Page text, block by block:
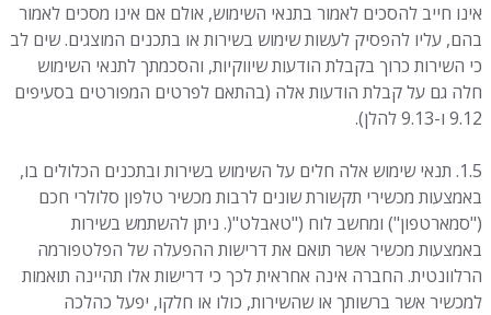
אינו חייב להסכים לאמור בתנאי השימוש, אולם אם אינו מסכים לאמור
בהם, עליו להפסיק לעשות שימוש בשירות או בתכנים המוצגים. שים לב
כי השירות כרוך בקבלת הודעות שיווקיות, והסכמתך לתנאי השימוש
חלה גם על קבלת הודעות אלה (בהתאם לפרטים המפורטים בסעיפים
9.12 ו-9.13 להלן).
1.5. תנאי שימוש אלה חלים על השימוש בשירות ובתכנים הכלולים בו,
באמצעות מכשירי תקשורת שונים לרבות מכשיר טלפון סלולרי חכם
("סמארטפון") ומחשב לוח ("טאבלט"(. ניתן להשתמש בשירות
באמצעות מכשיר אשר תואם את דרישות ההפעלה של הפלטפורמה
הרלוונטית. החברה אינה אחראית לכך כי דרישות אלו תהיינה תואמות
למכשיר אשר ברשותך או שהשירות, כולו או חלקו, יפעל כהלכה